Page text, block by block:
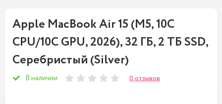
Apple MacBook Air 15 (M5, 10C
CPU/10C GPU, 2026), 32 ГБ, 2 ТБ SSD,
Cеребристый (Silver)
В наличии 0 отзывов